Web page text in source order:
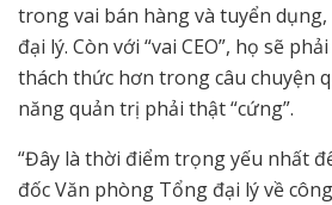
trong vai bán hàng và tuyển
đại lý. Còn với “vai CEO”, họ sẽ
thách thức hơn trong câu chuyện
năng quản trị phải thật “cứng”.
“Đây là thời điểm trọng yếu nhất
đốc Văn phòng Tổng đại lý về